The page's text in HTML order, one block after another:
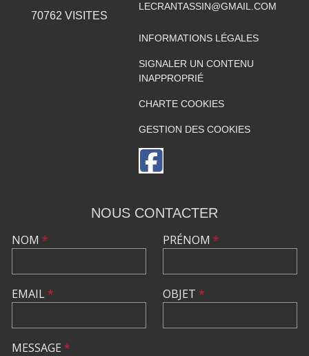
70762 VISITES
LECRANTASSIN@GMAIL.COM
INFORMATIONS LÉGALES
SIGNALER UN CONTENU
INAPPROPRIÉ
CHARTE COOKIES
GESTION DES COOKIES
NOUS CONTACTER
NOM *
EMAIL*
PRÉNOM *
OBJET *
MESSAGE *